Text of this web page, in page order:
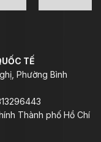
TẾ
Phường Bình
Thành phố Hồ Chí